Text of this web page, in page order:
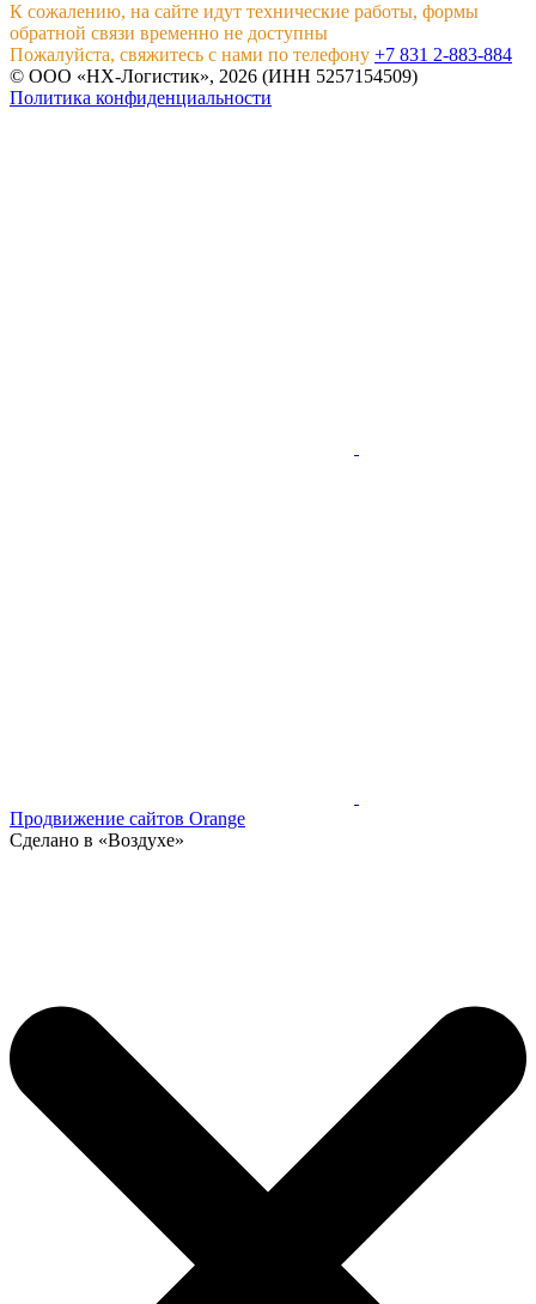
К сожалению, на сайте идут технические работы, формы
обратной связи временно не доступны
Пожалуйста, свяжитесь с нами по телефону +7 831 2-883-884
© ООО «НХ-Логистик», 2026 (ИНН 5257154509)
Политика конфиденциальности
Продвижение сайтов Orange
Сделано в «Воздухе»